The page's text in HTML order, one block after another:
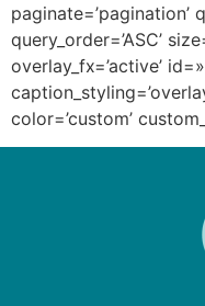
paginate=’pagination’
query_order=’ASC’
overlay_fx=’active’
color=’custom’